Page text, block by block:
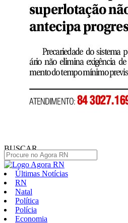
BUSCAR
Últimas Notícias
RN
Natal
Política
Polícia
Economia